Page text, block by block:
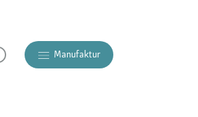
Manufaktur